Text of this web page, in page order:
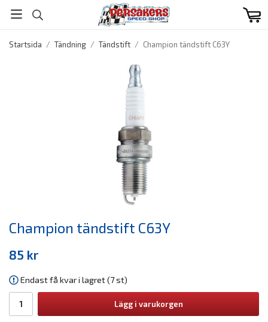
Startsida / Tändning / Tändstift / Champion tändstift C63Y
Champion tändstift C63Y
85 kr
Endast få kvar i lagret (7 st)
Lägg i varukorgen